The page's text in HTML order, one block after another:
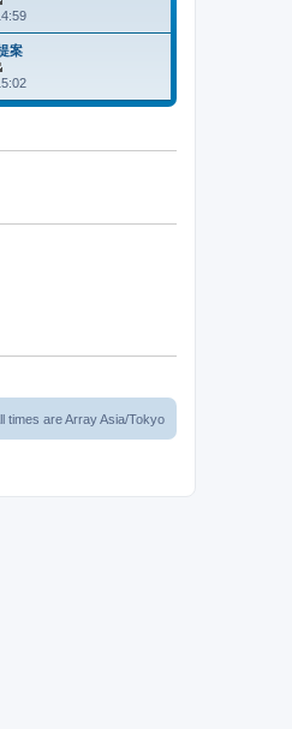
最
新
記案
最
新
times are Array Asia/Tokyo